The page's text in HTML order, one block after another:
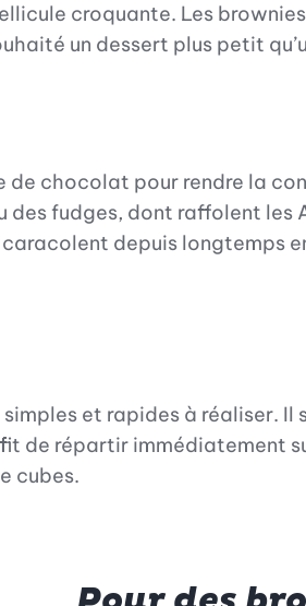
croquante. Les brownies
un dessert plus petit
chocolat pour rendre la
fudges, dont raffolent les
caracolent depuis longtemps
et rapides à réaliser.
de répartir immédiatement
cubes.